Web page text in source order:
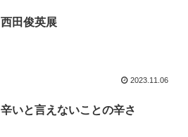
西田俊英展
2023.11.06
辛いと言えないことの辛さ